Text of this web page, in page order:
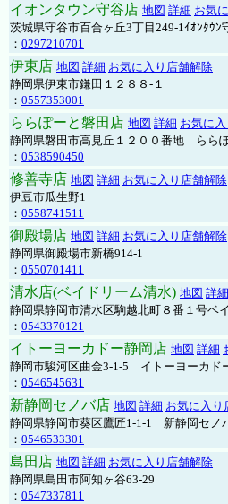
イオンタウン守谷店 地図 詳細 お気
茨城県守谷市百合ヶ丘3丁目249-1ｲｵﾝﾀｳﾝ
： 0297210701
伊東店 地図 詳細 お気に入り店舗解除
静岡県伊東市鎌田１２８８-１
： 0557353001
ららぽーと磐田店 地図 詳細 お気に
静岡県磐田市高見丘１２００番地 らら
： 0538590450
修善寺店 地図 詳細 お気に入り店舗解除
伊豆市瓜生野1
： 0558741511
御殿場店 地図 詳細 お気に入り店舗解除
静岡県御殿場市新橋914-1
： 0550701411
清水店(ベイドリーム清水) 地図 詳細
静岡県静岡市清水区駒越北町８番１号ベ
： 0543370121
イトーヨーカドー静岡店 地図 詳細
静岡市駿河区曲金3-1-5 イトーヨーカド
： 0546545631
新静岡セノバ店 地図 詳細 お気に入り
静岡県静岡市葵区鷹匠1-1-1 新静岡セノ
： 0546533301
島田店 地図 詳細 お気に入り店舗解除
静岡県島田市阿知ヶ谷63-29
： 0547337811